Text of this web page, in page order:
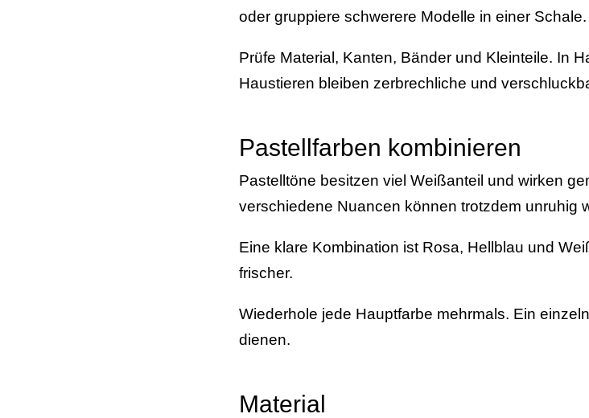
oder gruppiere schwerere Modelle in einer Schale.
Prüfe Material, Kanten, Bänder und Kleinteile. In
Haustieren bleiben zerbrechliche und
Pastellfarben kombinieren
Pastelltöne besitzen viel Weißanteil und wirken
verschiedene Nuancen können trotzdem unruhig
Eine klare Kombination ist Rosa, Hellblau und
frischer.
Wiederhole jede Hauptfarbe mehrmals. Ein
dienen.
Material